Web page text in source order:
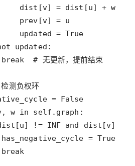
dist [v] = dist [u] + w
prev [v] = u
updated = True
updated
break
# 无更新，提前结束
测负权环
= False
, w in self . graph
[u] != INF and dist [v]
has_negative_cycle = True
break